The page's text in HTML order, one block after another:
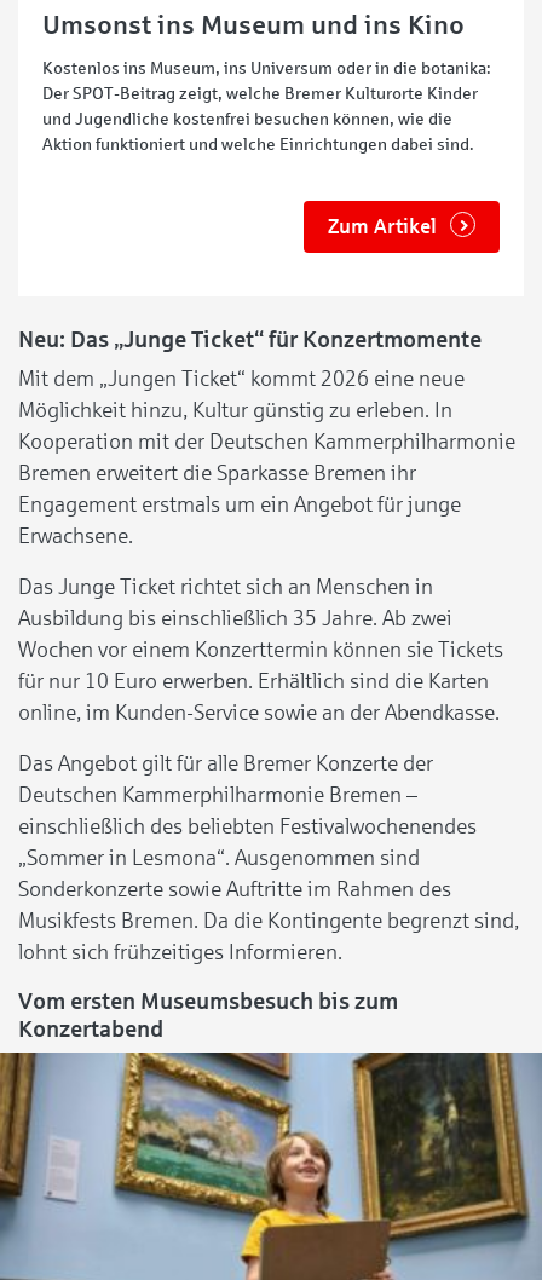
Umsonst ins Museum und ins Kino
Kostenlos ins Museum, ins Universum oder in die botanika:
Der SPOT-Beitrag zeigt, welche Bremer Kulturorte Kinder
und Jugendliche kostenfrei besuchen können, wie die
Aktion funktioniert und welche Einrichtungen dabei sind.
Zum Artikel
Neu: Das „Junge Ticket“ für Konzertmomente
Mit dem „Jungen Ticket“ kommt 2026 eine neue
Möglichkeit hinzu, Kultur günstig zu erleben. In
Kooperation mit der Deutschen Kammerphilharmonie
Bremen erweitert die Sparkasse Bremen ihr
Engagement erstmals um ein Angebot für junge
Erwachsene.
Das Junge Ticket richtet sich an Menschen in
Ausbildung bis einschließlich 35 Jahre. Ab zwei
Wochen vor einem Konzerttermin können sie Tickets
für nur 10 Euro erwerben. Erhältlich sind die Karten
online, im Kunden-Service sowie an der Abendkasse.
Das Angebot gilt für alle Bremer Konzerte der
Deutschen Kammerphilharmonie Bremen –
einschließlich des beliebten Festivalwochenendes
„Sommer in Lesmona“. Ausgenommen sind
Sonderkonzerte sowie Auftritte im Rahmen des
Musikfests Bremen. Da die Kontingente begrenzt sind,
lohnt sich frühzeitiges Informieren.
Vom ersten Museumsbesuch bis zum
Konzertabend